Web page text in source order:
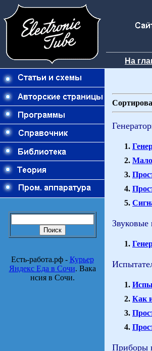
На
Есть-работа.рф - Курьер
Яндекс Еда в Сочи. Вака
нсия в Сочи.
Звуковые
Как
Приборы